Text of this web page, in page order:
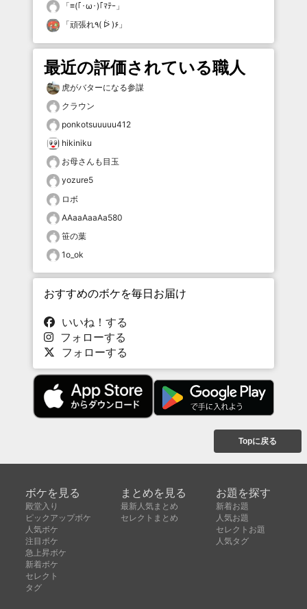
「≡(｢･ω･)｢ﾏﾃｰ 」
「
頑張れ٩( ᐖ )۶ 」
最近の評価されている職人
虎がバターになる参謀
クラウン
ponkotsuuuuu412
hikiniku
お母さんも目玉
yozure5
ロボ
AAaaAaaAa580
笹の葉
1o_ok
おすすめのボケを毎日お届け
いいね！する
フォローする
フォローする
Topに戻る
ボケを見る
殿堂入り
ピックアップボケ
人気ボケ
注目ボケ
急上昇ボケ
新着ボケ
セレクト
タグ
まとめを見る
最新人気まとめ
セレクトまとめ
お題を探す
新着お題
人気お題
セレクトお題
人気タグ